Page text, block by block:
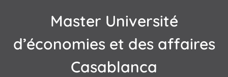
Master Université
d’économies et des affaires
Casablanca